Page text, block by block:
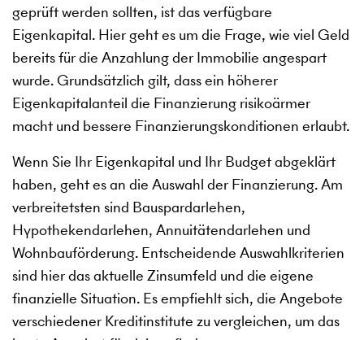
geprüft werden sollten, ist das verfügbare
Eigenkapital. Hier geht es um die Frage, wie viel Geld
bereits für die Anzahlung der Immobilie angespart
wurde. Grundsätzlich gilt, dass ein höherer
Eigenkapitalanteil die Finanzierung risikoärmer
macht und bessere Finanzierungskonditionen erlaubt.
Wenn Sie Ihr Eigenkapital und Ihr Budget abgeklärt
haben, geht es an die Auswahl der Finanzierung. Am
verbreitetsten sind Bauspardarlehen,
Hypothekendarlehen, Annuitätendarlehen und
Wohnbauförderung. Entscheidende Auswahlkriterien
sind hier das aktuelle Zinsumfeld und die eigene
finanzielle Situation. Es empfiehlt sich, die Angebote
verschiedener Kreditinstitute zu vergleichen, um das